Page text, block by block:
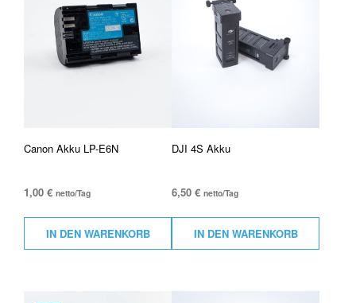
Canon Akku LP-E6N
1,00 € netto/Tag
IN DEN WARENKORB
DJI 4S Akku
6,50€ netto/Tag
IN DEN WARENKORB